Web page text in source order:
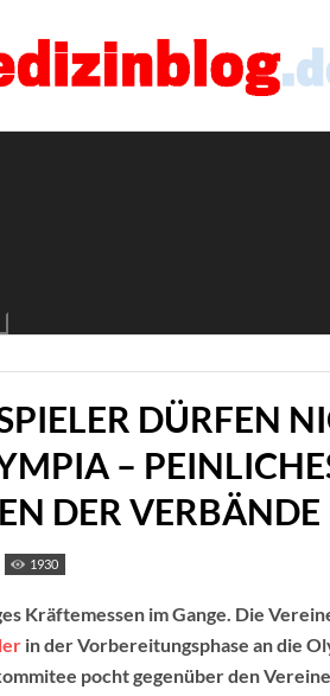
DÜRFEN
– PEINLICHES
DER VERBÄNDE
1930
Kräftemessen im Gange. Die
in der Vorbereitungsphase an die
pocht gegenüber den